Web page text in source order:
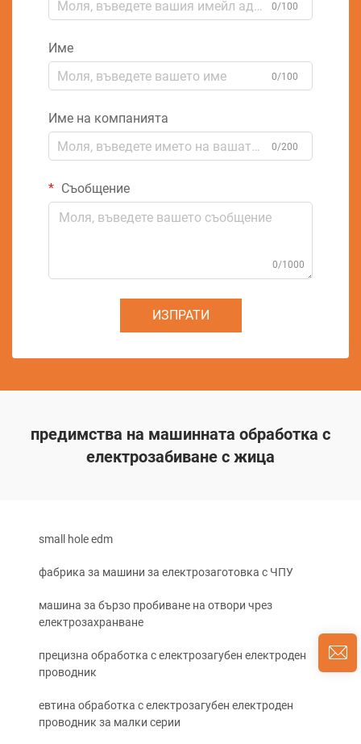
0/100
Име
0/100
Име на компанията
0/200
Съобщение
0/1000
ИЗПРАТИ
предимства на машинната обработка с
електрозабиване с жица
small hole edm
фабрика за машини за електрозаготовка с ЧПУ
машина за бързо пробиване на отвори чрез
електрозахранване
прецизна обработка с електрозагубен електроден
проводник
евтина обработка с електрозагубен електроден
проводник за малки серии